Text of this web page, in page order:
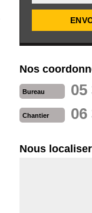
Nos
Bureau 05
Chantier 06
Nous localiser